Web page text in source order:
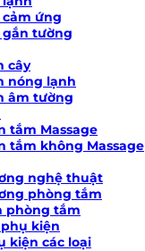
cảm ứng
gắn tường
cây
nóng lạnh
âm tường
tắm Massage
tắm không Massage
nghệ thuật
phòng tắm
phòng tắm
kiện
kiện các loại